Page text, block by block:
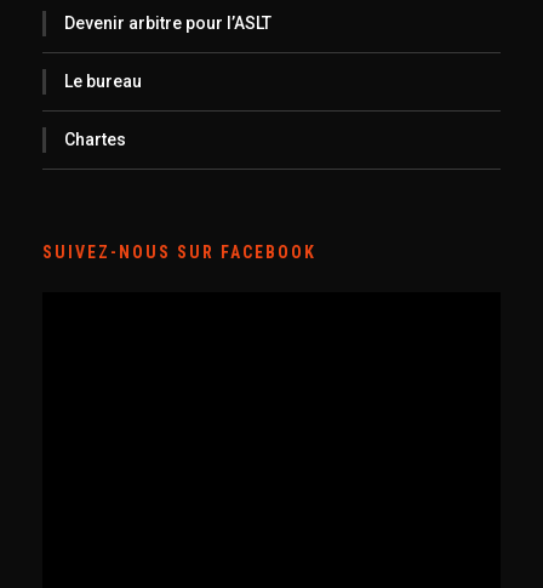
Devenir arbitre pour l’ASLT
Le bureau
Chartes
SUIVEZ-NOUS SUR FACEBOOK